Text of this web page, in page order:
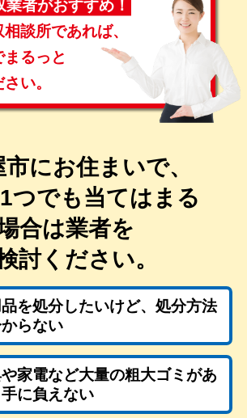
者がおすすめ！
談所であれば、
まるっと
い。
にお住まいで、
つでも当てはまる
合は業者を
討ください。
を処分したいけど、処分方法
らない
家電など大量の粗大ゴミがあ
手に負えない